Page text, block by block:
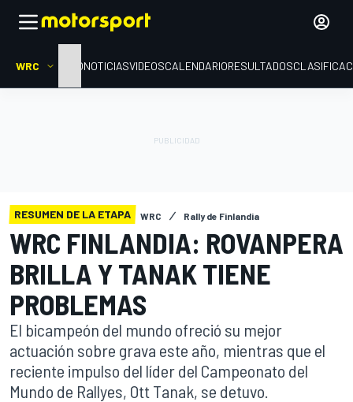
WRC INICIONOTICIASVIDEOSCALENDARIORESULTADOS
RESUMEN DE LA ETAPA WRC Rally de Finlandia
WRC FINLANDIA: ROVANPERA
BRILLA Y TANAK TIENE
PROBLEMAS
El bicampeón del mundo ofreció su mejor
actuación sobre grava este año, mientras que el
reciente impulso del líder del Campeonato del
Mundo de Rallyes, Ott Tanak, se detuvo.